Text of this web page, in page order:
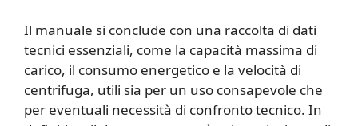
Il manuale si conclude con una raccolta di dati
tecnici essenziali, come la capacità massima di
carico, il consumo energetico e la velocità di
centrifuga, utili sia per un uso consapevole che
per eventuali necessità di confronto tecnico. In